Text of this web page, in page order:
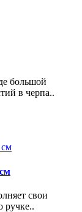
большой
в черпа..
свои
ручке..